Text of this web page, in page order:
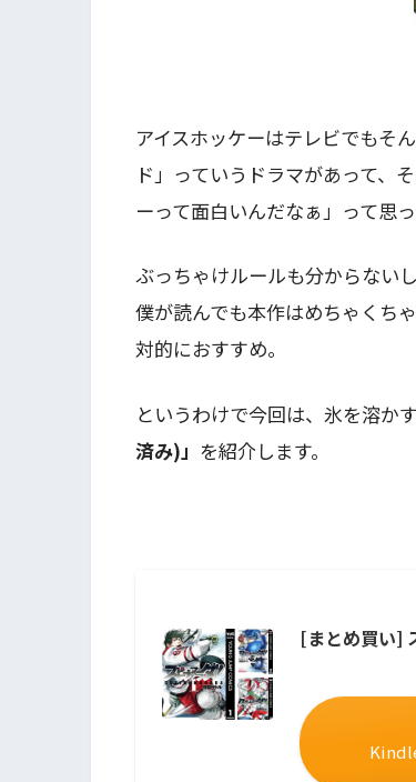
アイスホッケーはテレビでもそ
ド」っていうドラマがあって、
ーって面白いんだなぁ」って思
ぶっちゃけルールも分からない
僕が読んでも本作はめちゃくち
対的におすすめ。
というわけで今回は、氷を溶か
済み)」 を紹介します。
[まとめ買い]